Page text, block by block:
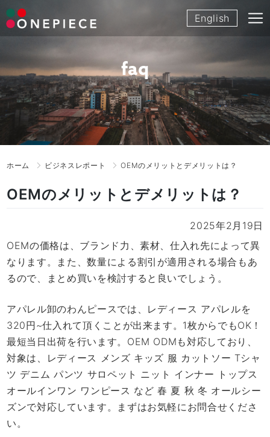
Skip
to
English
faq
ホーム ビジネスレポート OEMのメリットとデメリットは？
OEMのメリットとデメリットは？
2025年2月19日
OEMの価格は、ブランド力、素材、仕入れ先によって異
なります。また、数量による割引が適用される場合もあ
るので、まとめ買いを検討すると良いでしょう。
アパレル卸のわんピースでは、レディース アパレルを
320円~仕入れて頂くことが出来ます。1枚からでもOK！
最短当日出荷を行います。OEM ODMも対応しており、
対象は、レディース メンズ キッズ 服 カットソー Tシャ
ツ デニム パンツ サロペット ニット インナー トップス
オールインワン ワンピース など 春 夏 秋 冬 オールシー
ズンで対応しています。まずはお気軽にお問合せくださ
い。